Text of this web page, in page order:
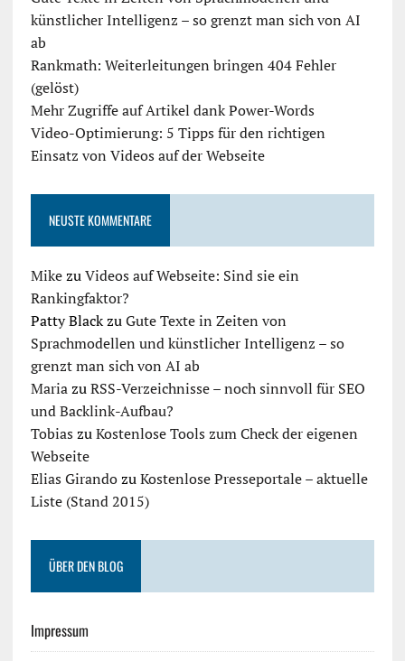
künstlicher Intelligenz – so grenzt man sich von AI
ab
Rankmath: Weiterleitungen bringen 404 Fehler
(gelöst)
Mehr Zugriffe auf Artikel dank Power-Words
Video-Optimierung: 5 Tipps für den richtigen
Einsatz von Videos auf der Webseite
NEUSTE KOMMENTARE
MikezuVideos auf Webseite: Sind sie ein
Rankingfaktor?
Patty BlackzuGute Texte in Zeiten von
Sprachmodellen und künstlicher Intelligenz – so
grenzt man sich von AI ab
MariazuRSS-Verzeichnisse – noch sinnvoll für SEO
und Backlink-Aufbau?
Tobias zuKostenlose Tools zum Check der eigenen
Webseite
Elias GirandozuKostenlose Presseportale – aktuelle
Liste (Stand 2015)
ÜBER DEN BLOG
Impressum